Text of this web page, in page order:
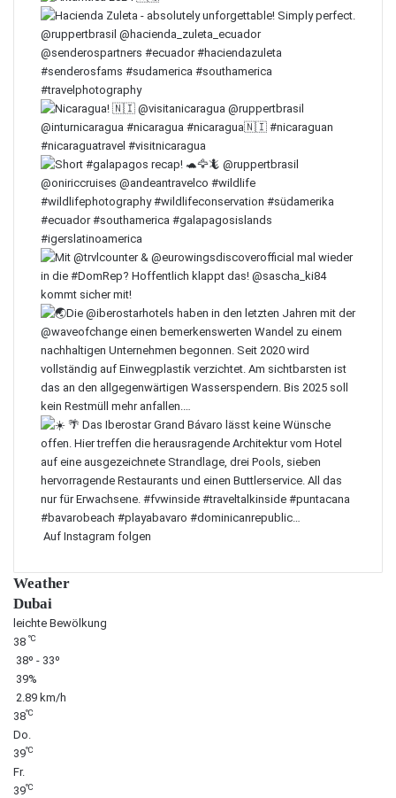
Auf Instagram folgen
Weather
Dubai
leichte Bewölkung
38 ℃
38º - 33º
39%
2.89 km/h
38℃
Do.
39℃
Fr.
39℃